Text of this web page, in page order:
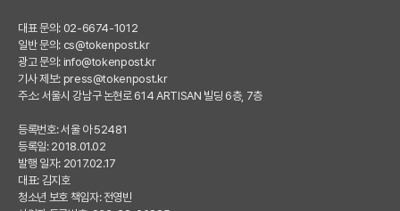
대표 문의: 02-6674-1012
일반 문의: cs@tokenpost.kr
광고 문의: info@tokenpost.kr
기사 제보: press@tokenpost.kr
주소: 서울시 강남구 논현로 614 ARTISAN 빌딩 6층, 7층
등록번호: 서울 아 52481
등록일: 2018.01.02
발행 일자: 2017.02.17
대표: 김지호
청소년 보호 책임자: 전영빈